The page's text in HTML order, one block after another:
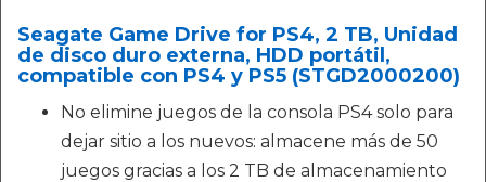
Seagate Game Drive for PS4, 2 TB, Unidad
de disco duro externa, HDD portátil,
compatible con PS4 y PS5 (STGD2000200)
No elimine juegos de la consola PS4 solo para
dejar sitio a los nuevos: almacene más de 50
juegos gracias a los 2 TB de almacenamiento